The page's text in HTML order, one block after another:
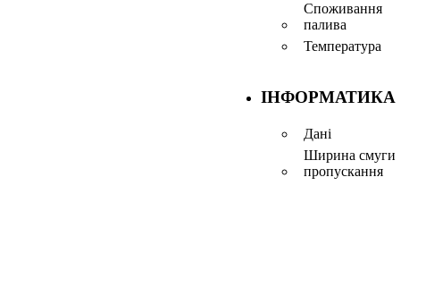
Споживання
палива
Температура
ІНФОРМАТИКА
Дані
Ширина смуги
пропускання